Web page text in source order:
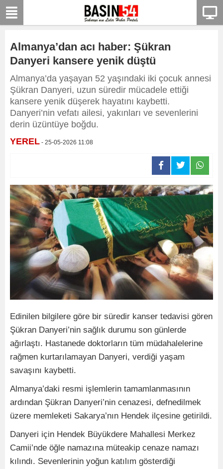
Almanya’dan acı haber: Şükran
Danyeri kansere yenik düştü
Almanya’da yaşayan 52 yaşındaki iki çocuk annesi
Şükran Danyeri, uzun süredir mücadele ettiği
kansere yenik düşerek hayatını kaybetti.
Danyeri’nin vefatı ailesi, yakınları ve sevenlerini
derin üzüntüye boğdu.
YEREL - 25-05-2026 11:08
Edinilen bilgilere göre bir süredir kanser tedavisi gören
Şükran Danyeri’nin sağlık durumu son günlerde
ağırlaştı. Hastanede doktorların tüm müdahalelerine
rağmen kurtarılamayan Danyeri, verdiği yaşam
savaşını kaybetti.
Almanya’daki resmi işlemlerin tamamlanmasının
ardından Şükran Danyeri’nin cenazesi, defnedilmek
üzere memleketi Sakarya’nın Hendek ilçesine getirildi.
Danyeri için Hendek Büyükdere Mahallesi Merkez
Camii’nde öğle namazına müteakip cenaze namazı
kılındı. Sevenlerinin yoğun katılım gösterdiği